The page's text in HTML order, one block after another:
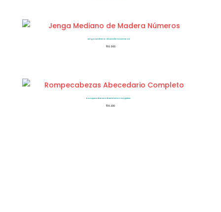
Jenga Mediano de Madera Números
$19.900
Rompecabezas Abecedario Completo
$16.200